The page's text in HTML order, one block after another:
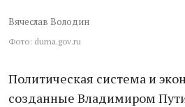
Вячеслав Володин
Фото: duma.gov.ru
Политическая система и
созданные Владимиром